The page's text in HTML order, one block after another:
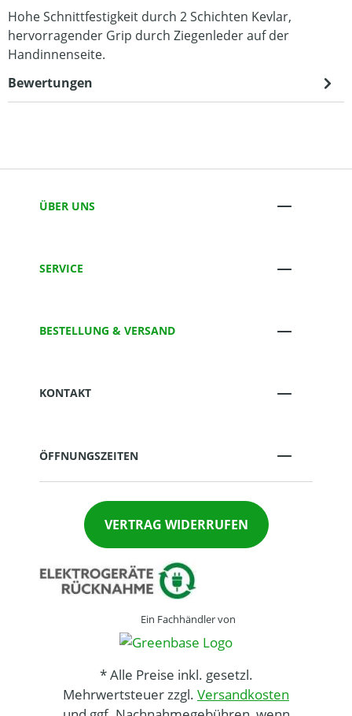
Hohe Schnittfestigkeit durch 2 Schichten Kevlar,
hervorragender Grip durch Ziegenleder auf der
Handinnenseite.
Bewertungen
ÜBER UNS
SERVICE
BESTELLUNG & VERSAND
KONTAKT
ÖFFNUNGSZEITEN
VERTRAG WIDERRUFEN
Ein Fachhändler von
* Alle Preise inkl. gesetzl.
Mehrwertsteuer zzgl. Versandkosten